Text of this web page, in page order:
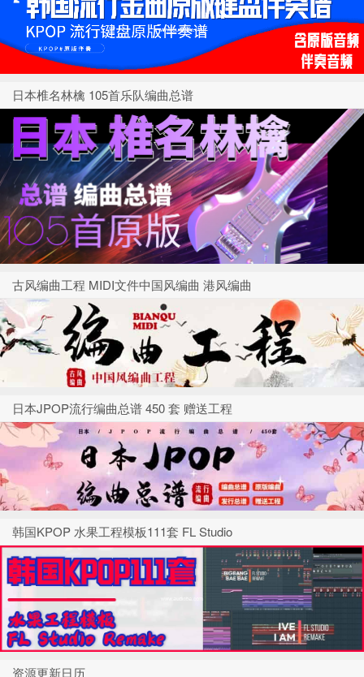
日本椎名林檎 105首乐队编曲总谱
古风编曲工程 MIDI文件中国风编曲 港风编曲
日本JPOP流行编曲总谱 450 套 赠送工程
韩国KPOP 水果工程模板111套 FL Studio
资源更新日历